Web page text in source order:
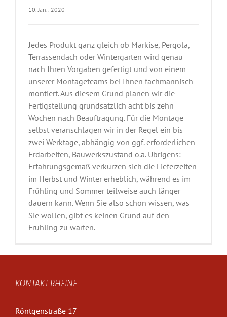
10. Jan.. 2020
Jedes Produkt ganz gleich ob Markise, Pergola,
Terrassendach oder Wintergarten wird genau
nach Ihren Vorgaben gefertigt und von einem
unserer Montageteams bei Ihnen fachmännisch
montiert. Aus diesem Grund planen wir die
Fertigstellung grundsätzlich acht bis zehn
Wochen nach Beauftragung. Für die Montage
selbst veranschlagen wir in der Regel ein bis
zwei Werktage, abhängig von ggf. erforderlichen
Erdarbeiten, Bauwerkszustand o.ä. Übrigens:
Erfahrungsgemäß verkürzen sich die Lieferzeiten
im Herbst und Winter erheblich, während es im
Frühling und Sommer teilweise auch länger
dauern kann. Wenn Sie also schon wissen, was
Sie wollen, gibt es keinen Grund auf den
Frühling zu warten.
KONTAKT RHEINE
Röntgenstraße 17